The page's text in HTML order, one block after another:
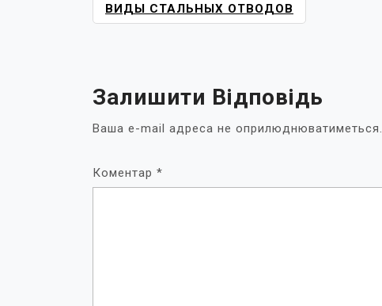
НАВІГАЦІЯ
ЗАПИСІВ
ВИДЫ СТАЛЬНЫХ ОТВОДОВ
Залишити Відповідь
Ваша e-mail адреса не оприлюднюватиметься.
Коментар *